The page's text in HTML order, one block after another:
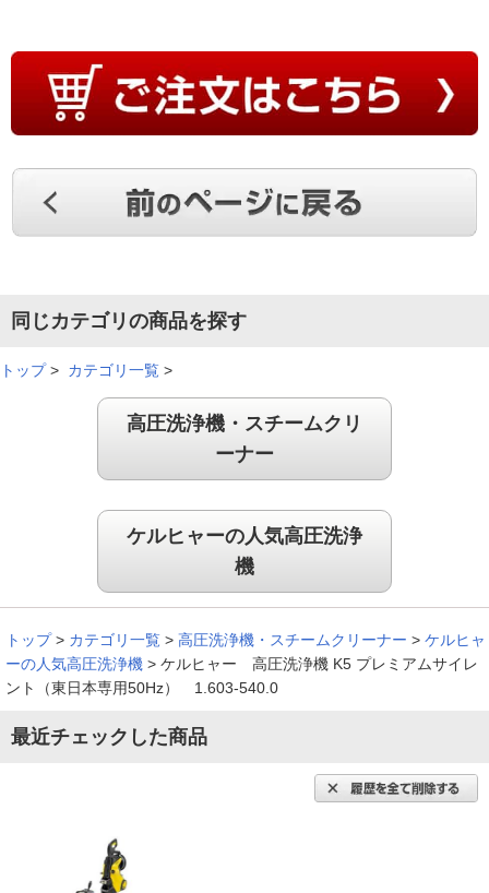
同じカテゴリの商品を探す
トップ> カテゴリ一覧 >
高圧洗浄機・スチームクリ
ーナー
ケルヒャーの人気高圧洗浄
機
トップ > カテゴリ一覧 > 高圧洗浄機・スチームクリーナー > ケルヒャ
ーの人気高圧洗浄機 > ケルヒャー 高圧洗浄機 K5 プレミアムサイレ
ント（東日本専用50Hz） 1.603-540.0
最近チェックした商品